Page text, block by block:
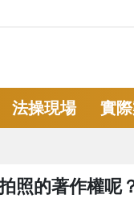
法操現場 實
照的著作權呢